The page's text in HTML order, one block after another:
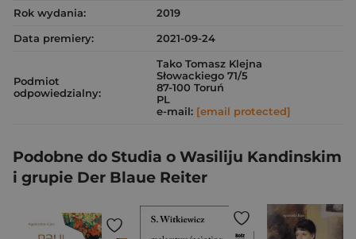
Rok wydania:
2019
Data premiery:
2021-09-24
Podmiot
odpowiedzialny:
Tako Tomasz Klejna
Słowackiego 71/5
87-100 Toruń
PL
e-mail: [email protected]
Podobne do Studia o Wasiliju Kandinskim
i grupie Der Blaue Reiter